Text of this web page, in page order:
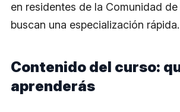
en residentes de la Comunidad
buscan una especialización rápida.
Contenido del curso:
aprenderás